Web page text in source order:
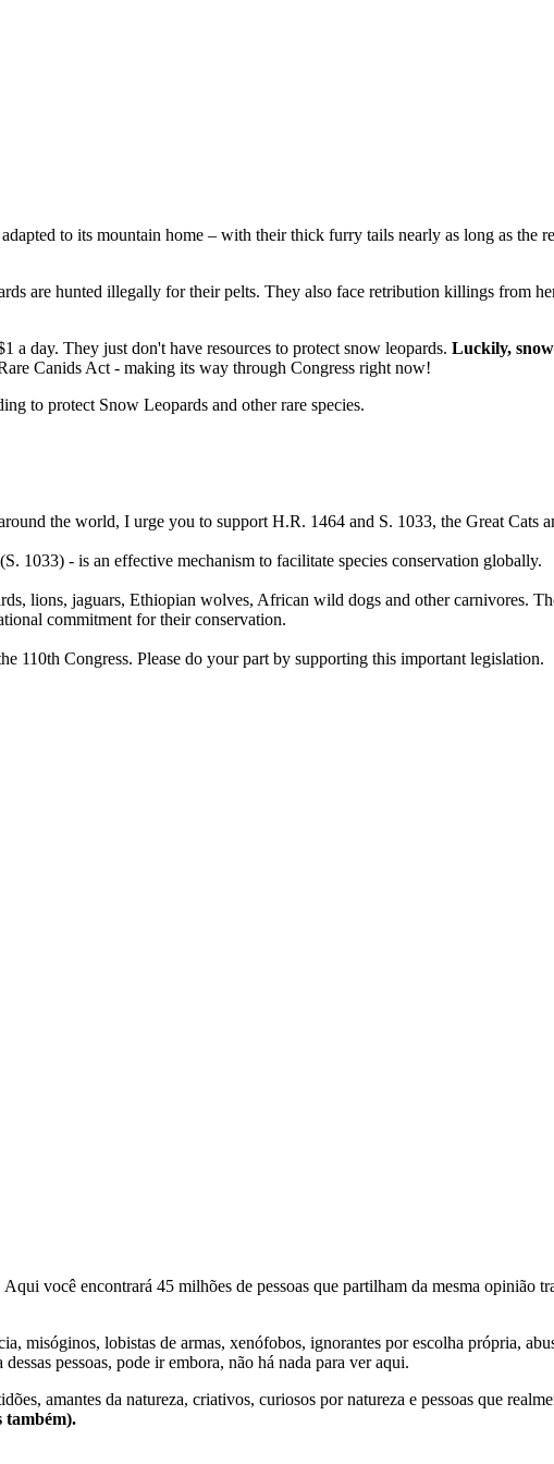
to its mountain home – with their thick furry tails nearly as long as the
are hunted illegally for their pelts. They also face retribution killings from
a day. They just don't have resources to protect snow leopards. Luckily,
Canids Act - making its way through Congress right now!
to protect Snow Leopards and other rare species.
the world, I urge you to support H.R. 1464 and S. 1033, the Great Cats
1033) - is an effective mechanism to facilitate species conservation globally.
lions, jaguars, Ethiopian wolves, African wild dogs and other carnivores.
commitment for their conservation.
110th Congress. Please do your part by supporting this important legislation.
você encontrará 45 milhões de pessoas que partilham da mesma opinião
misóginos, lobistas de armas, xenófobos, ignorantes por escolha própria,
pessoas, pode ir embora, não há nada para ver aqui.
amantes da natureza, criativos, curiosos por natureza e pessoas que
também).